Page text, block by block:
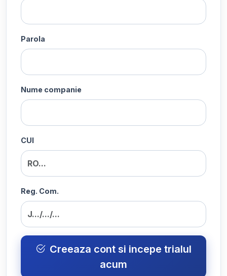
Parola
Nume companie
CUI
Reg. Com.
Creeaza cont si incepe trialul
acum